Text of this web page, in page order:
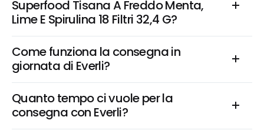
Superfood Tisana A Freddo Menta,
Lime E Spirulina 18 Filtri 32,4 G?
Come funziona la consegna in
giornata di Everli?
Quanto tempo ci vuole per la
consegna con Everli?